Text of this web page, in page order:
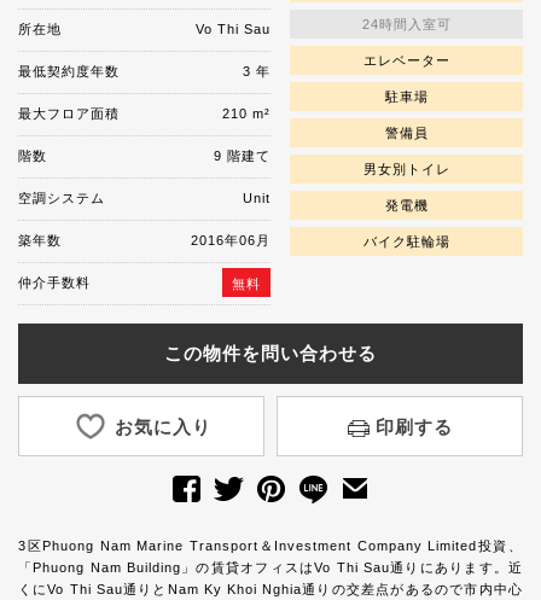
所在地 Vo Thi Sau
最低契約度年数 3 年
最大フロア面積 210 m²
階数 9 階建て
空調システム Unit
築年数 2016年06月
仲介手数料 無料
24時間入室可
エレベーター
駐車場
警備員
男女別トイレ
発電機
バイク駐輪場
この物件を問い合わせる
お気に入り 印刷する
3区Phuong Nam Marine Transport＆Investment Company Limited投資、
「Phuong Nam Building」の賃貸オフィスはVo Thi Sau通りにあります。近
くにVo Thi Sau通りとNam Ky Khoi Nghia通りの交差点があるので市内中心